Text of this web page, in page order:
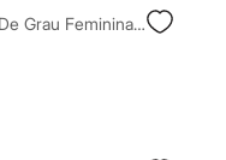
Armação Para Óculos De Grau Feminina Quadrada Preto